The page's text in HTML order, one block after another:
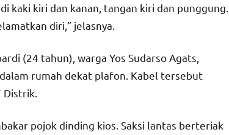
kaki kiri dan kanan, tangan kiri dan punggung.
diri,” jelasnya.
(24 tahun), warga Yos Sudarso Agats,
rumah dekat plafon. Kabel tersebut
pojok dinding kios. Saksi lantas berteriak